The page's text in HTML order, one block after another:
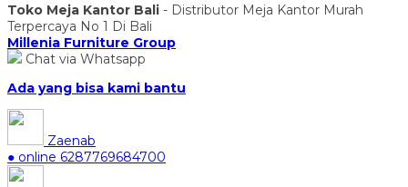
Toko Meja Kantor Bali - Distributor Meja Kantor Murah
Terpercaya No 1 Di Bali
Millenia Furniture Group
Chat via Whatsapp
Ada yang bisa kami bantu
Zaenab
● online 6287769684700